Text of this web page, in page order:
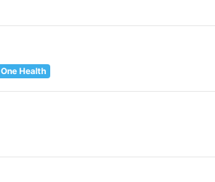
One Health